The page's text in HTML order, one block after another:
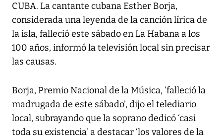
CUBA. La cantante cubana Esther Borja,
considerada una leyenda de la canción lírica de
la isla, falleció este sábado en La Habana a los
100 años, informó la televisión local sin precisar
las causas.
Borja, Premio Nacional de la Música, ‘falleció la
madrugada de este sábado’, dijo el telediario
local, subrayando que la soprano dedicó ‘casi
toda su existencia’ a destacar ‘los valores de la